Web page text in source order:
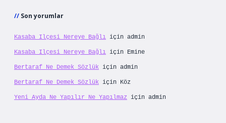
Son yorumlar
Kasaba Ilçesi Nereye Bağlı için admin
Kasaba Ilçesi Nereye Bağlı için Emine
Bertaraf Ne Demek Sözlük için admin
Bertaraf Ne Demek Sözlük için Köz
Yeni Ayda Ne Yapılır Ne Yapılmaz için admin